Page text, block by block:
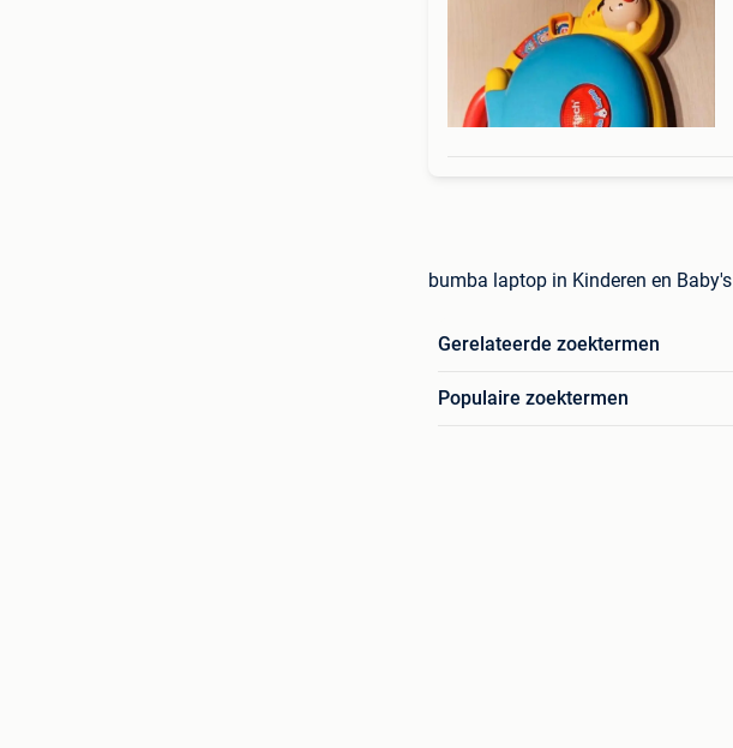
bumba laptop in Kinderen en Baby's
Gerelateerde zoektermen
Populaire zoektermen